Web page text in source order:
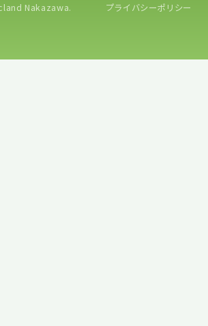
Nakazawa. プライバシーポリシー